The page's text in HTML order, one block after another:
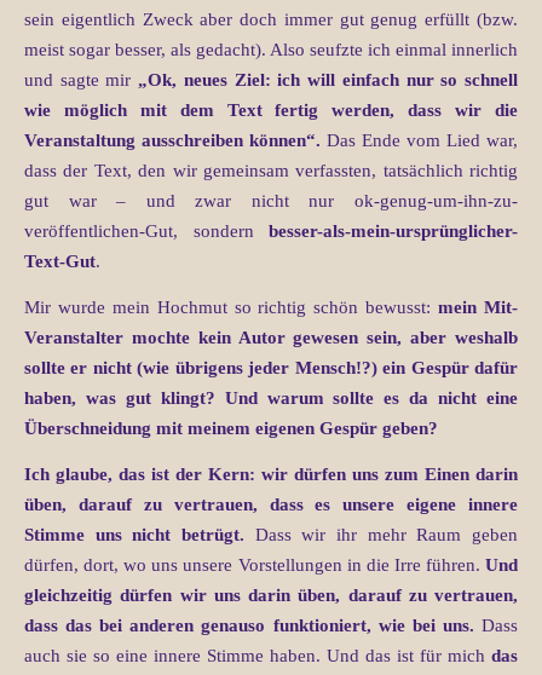
sein eigentlich Zweck aber doch immer gut genug erfüllt (bzw.
meist sogar besser, als gedacht). Also seufzte ich einmal innerlich
und sagte mir „Ok, neues Ziel: ich will einfach nur so schnell
wie möglich mit dem Text fertig werden, dass wir die
Veranstaltung ausschreiben können“. Das Ende vom Lied war,
dass der Text, den wir gemeinsam verfassten, tatsächlich richtig
gut war – und zwar nicht nur ok-genug-um-ihn-zu-
veröffentlichen-Gut, sondern besser-als-mein-ursprünglicher-
Text-Gut.
Mir wurde mein Hochmut so richtig schön bewusst:mein Mit-
Veranstalter mochte kein Autor gewesen sein, aber weshalb
sollte er nicht (wie übrigens jeder Mensch!?) ein Gespür dafür
haben, was gut klingt? Und warum sollte es da nicht eine
Überschneidung mit meinem eigenen Gespür geben?
Ich glaube, das ist der Kern: wir dürfen uns zum Einen darin
üben, darauf zu vertrauen, dass es unsere eigene innere
Stimme uns nicht betrügt. Dass wir ihr mehr Raum geben
dürfen, dort, wo uns unsere Vorstellungen in die Irre führen. Und
gleichzeitig dürfen wir uns darin üben, darauf zu vertrauen,
dass das bei anderen genauso funktioniert, wie bei uns. Dass
auch sie so eine innere Stimme haben. Und das ist für mich das